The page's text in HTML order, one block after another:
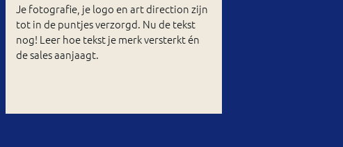
Je fotografie, je logo en art direction zijn
tot in de puntjes verzorgd. Nu de tekst
nog! Leer hoe tekst je merk versterkt én
de sales aanjaagt.